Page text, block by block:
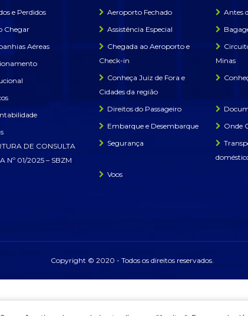
e Perdidos
Chegar
Aéreas
DE CONSULTA
Nº 01/2025 – SBZM
Aeroporto Fechado
Antes
Assistência Especial
Chegada ao Aeroporto e
Check-in
Minas
Conheça Juiz de Fora e
Cidades da região
Direitos do Passageiro
Embarque e Desembarque
Onde
Segurança
Voos
Copyright © 2020 - Todos os direitos reservados.